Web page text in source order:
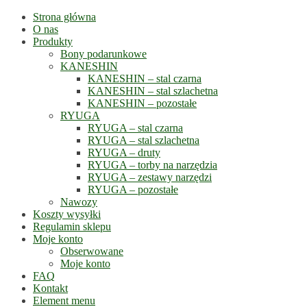
Strona główna
O nas
Produkty
Bony podarunkowe
KANESHIN
KANESHIN – stal czarna
KANESHIN – stal szlachetna
KANESHIN – pozostałe
RYUGA
RYUGA – stal czarna
RYUGA – stal szlachetna
RYUGA – druty
RYUGA – torby na narzędzia
RYUGA – zestawy narzędzi
RYUGA – pozostałe
Nawozy
Koszty wysyłki
Regulamin sklepu
Moje konto
Obserwowane
Moje konto
FAQ
Kontakt
Element menu